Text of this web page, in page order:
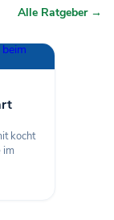
Alle Ratgeber →
kocht
im